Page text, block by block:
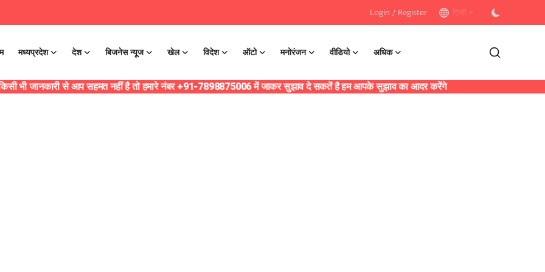
Login / Register हिन्दी
मध्यप्रदेश देश बिजनेस न्यूज खेल विदेश ऑटो मनोरंजन वीडियो
अधिक
भी जानकारी से आप सहमत नहीं है तो हमारे नंबर +91-7898875006 में जाकर सुझाव दे सकतें है हम आपके सुझाव का आदर करेंगे